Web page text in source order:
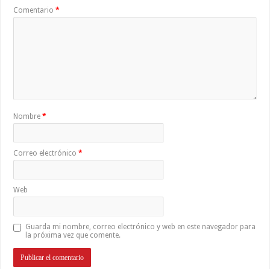
Comentario*
Nombre*
Correo electrónico*
Web
Guarda mi nombre, correo electrónico y web en este navegador para
la próxima vez que comente.